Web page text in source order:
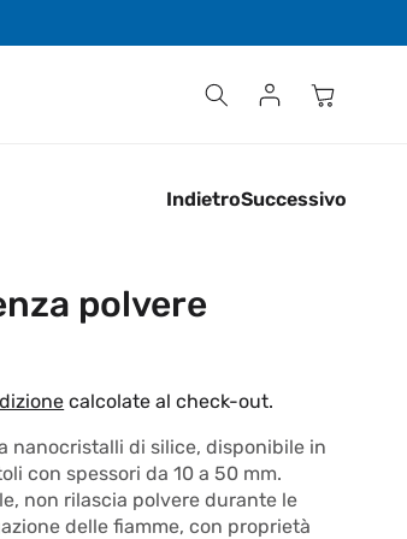
Accedi Carrello
IndietroSuccessivo
polvere
calcolate al check-out.
nanocristalli di silice, disponibile in
con spessori da 10 a 50 mm.
non rilascia polvere durante le
delle fiamme, con proprietà